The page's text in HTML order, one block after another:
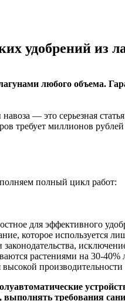
удобрений из
любого объема.
— это серьезная
требует миллионов
полный цикл работ:
для эффективного
которое используется
растениями на 30-
производительности
требования